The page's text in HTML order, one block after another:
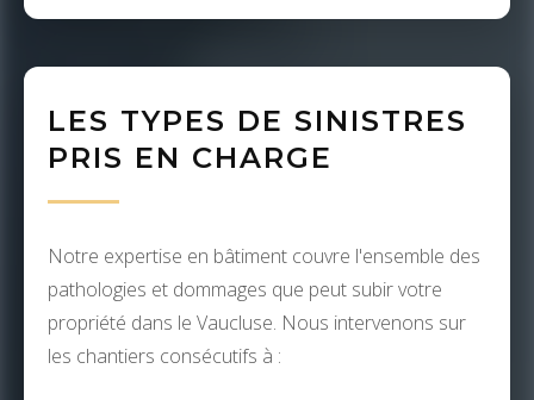
LES TYPES DE SINISTRES
PRIS EN CHARGE
Notre expertise en bâtiment couvre l'ensemble des
pathologies et dommages que peut subir votre
propriété dans le Vaucluse. Nous intervenons sur
les chantiers consécutifs à :